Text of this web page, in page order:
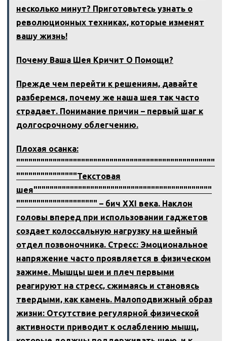
несколько минут? Приготовьтесь узнать о
революционных техниках, которые изменят
вашу жизнь!
Почему Ваша Шея Кричит О Помощи?
Прежде чем перейти к решениям, давайте
разберемся, почему же наша шея так часто
страдает. Понимание причин – первый шаг к
долгосрочному облегчению.
Плохая осанка:
"""""""""""""""""""""""""""""""""""""""""""""""""
"""""""""""""""Текстовая
шея""""""""""""""""""""""""""""""""""""""""""""
"""""""""""""""""""" – бич XXI века. Наклон
головы вперед при использовании гаджетов
создает колоссальную нагрузку на шейный
отдел позвоночника. Стресс: Эмоциональное
напряжение часто проявляется в физическом
зажиме. Мышцы шеи и плеч первыми
реагируют на стресс, сжимаясь и становясь
твердыми, как камень. Малоподвижный образ
жизни: Отсутствие регулярной физической
активности приводит к ослаблению мышц,